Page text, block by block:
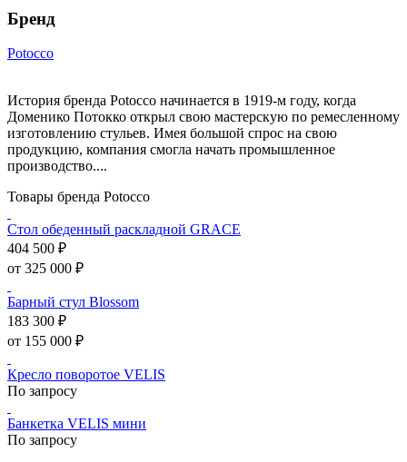
Бренд
Potocco
История бренда Potocco начинается в 1919-м году, когда
Доменико Потокко открыл свою мастерскую по ремесленному
изготовлению стульев. Имея большой спрос на свою
продукцию, компания смогла начать промышленное
производство....
Товары бренда Potocco
Стол обеденный раскладной GRACE
404 500 ₽
от 325 000 ₽
Барный стул Blossom
183 300 ₽
от 155 000 ₽
Кресло поворотое VELIS
По запросу
Банкетка VELIS мини
По запросу